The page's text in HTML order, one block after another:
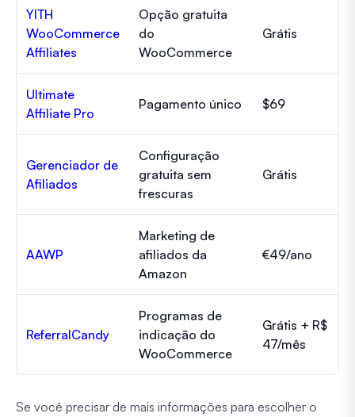
YITH
WooCommerce
Affiliates
Opção gratuita
do
WooCommerce
Grátis
Ultimate
Affiliate Pro
Pagamento único $69
Gerenciador de
Afiliados
Configuração
gratuita sem
frescuras
Grátis
AAWP
Marketing de
afiliados da
Amazon
€49/ano
ReferralCandy
Programas de
indicação do
WooCommerce
Grátis + R$
47/mês
Se você precisar de mais informações para escolher o